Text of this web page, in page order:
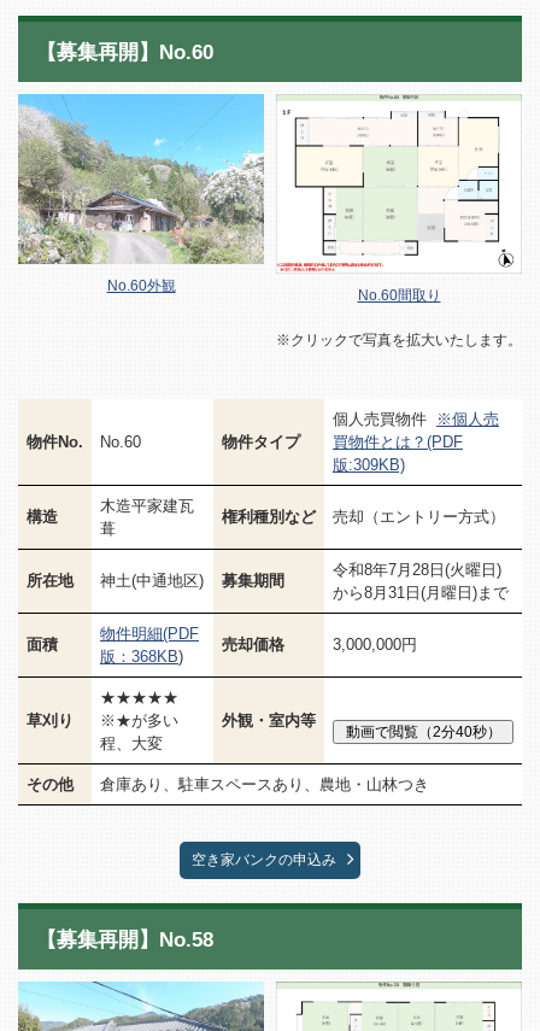
【募集再開】No.60
No.60外観
No.60間取り
※クリックで写真を拡大いたします。
物件No. No.60 物件タイプ
個人売買物件
※個人売
買物件とは？(PDF
版:309KB)
構造
木造平家建瓦
葺
権利種別など 売却（エントリー方式）
所在地 神土(中通地区) 募集期間
令和8年7月28日(火曜日)
から8月31日(月曜日)まで
面積
物件明細(PDF
版：368KB)
売却価格 3,000,000円
草刈り
★★★★★
※★が多い
程、大変
外観・室内等
その他 倉庫あり、駐車スペースあり、農地・山林つき
空き家バンクの申込み
【募集再開】No.58